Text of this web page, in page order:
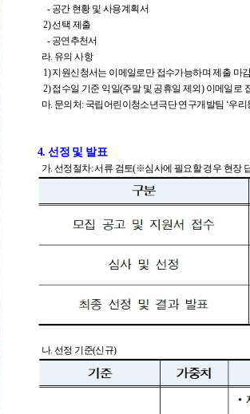
- 공간 현황 및 사용계획서
2) 선택 제출
- 공연추천서
라. 유의 사항
1) 지원신청서는 이메일로만 접수가능하며 제출 마
2) 접수일 기준 익일(주말 및 공휴일 제외) 이메일로
마. 문의처: 국립어린이청소년극단 연구개발팀 ‘우리
4. 선정 및 발표
가. 선정절차: 서류 검토(※심사에 필요할 경우 현
나. 선정 기준(신규)